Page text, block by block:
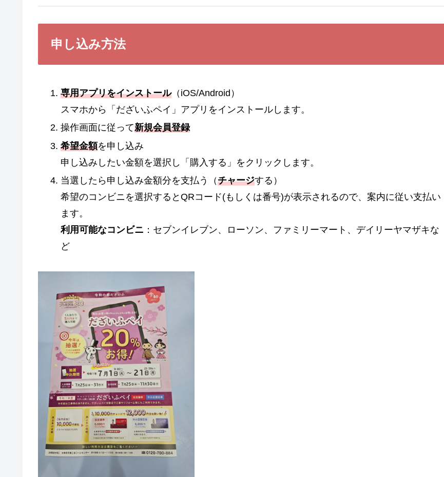
申し込み方法
専用アプリをインストール（iOS/Android）
スマホから「だざいふペイ」アプリをインストールします。
操作画面に従って新規会員登録
希望金額を申し込み
申し込みしたい金額を選択し「購入する」をクリックします。
当選したら申し込み金額分を支払う（チャージする）
希望のコンビニを選択するとQRコード(もしくは番号)が表示されるので、案内に従い支払い
ます。
利用可能なコンビニ ：セブンイレブン、ローソン、ファミリーマート、デイリーヤマザキな
ど